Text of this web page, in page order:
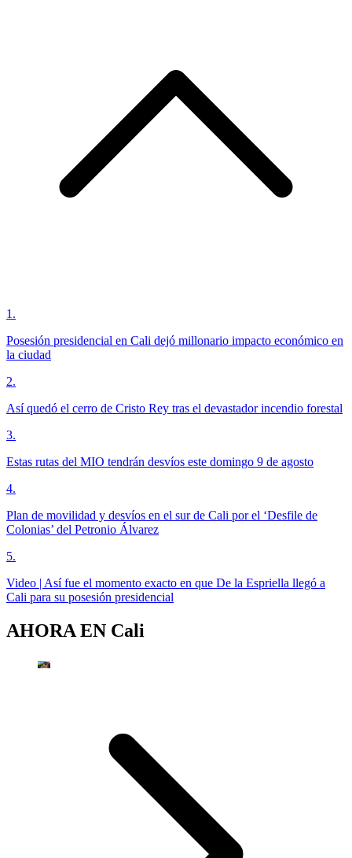
1 .
Posesión presidencial en Cali dejó millonario impacto económico en
la ciudad
2.
Así quedó el cerro de Cristo Rey tras el devastador incendio forestal
3.
Estas rutas del MIO tendrán desvíos este domingo 9 de agosto
4.
Plan de movilidad y desvíos en el sur de Cali por el ‘Desfile de
Colonias’ del Petronio Álvarez
5.
Video | Así fue el momento exacto en que De la Espriella llegó a
Cali para su posesión presidencial
AHORA EN Cali